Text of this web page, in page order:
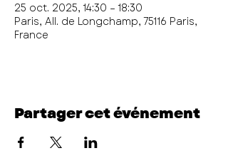
25 oct. 2025, 14:30 – 18:30
Paris, All. de Longchamp, 75116 Paris,
France
Partager cet événement